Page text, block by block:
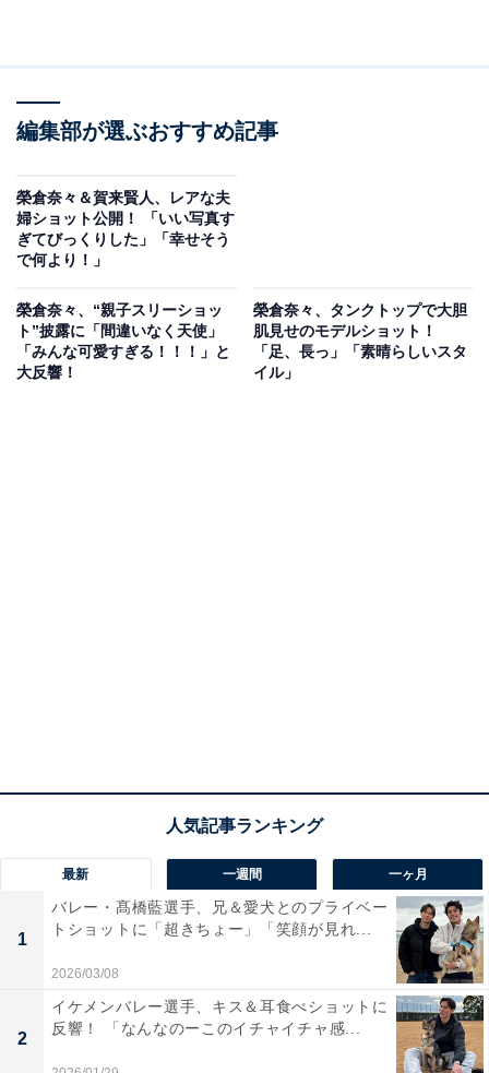
編集部が選ぶおすすめ記事
榮倉奈々＆賀来賢人、レアな夫
婦ショット公開！ 「いい写真す
ぎてびっくりした」「幸せそう
で何より！」
榮倉奈々、“親子スリーショッ
ト”披露に「間違いなく天使」
「みんな可愛すぎる！！！」と
大反響！
榮倉奈々、タンクトップで大胆
肌見せのモデルショット！
「足、長っ」「素晴らしいスタ
イル」
最新 一週間 一ヶ月
1
バレー・髙橋藍選手、兄＆愛犬とのプライベー
トショットに「超きちょー」「笑顔が見れ...
2026/03/08
2
イケメンバレー選手、キス＆耳食べショットに
反響！ 「なんなのーこのイチャイチャ感...